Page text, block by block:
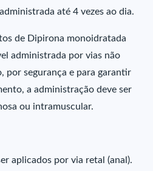
até 4 vezes ao dia.
de Dipirona monoidratada
administrada por vias não
por segurança e para garantir
a administração deve ser
ou intramuscular.
aplicados por via retal (anal).